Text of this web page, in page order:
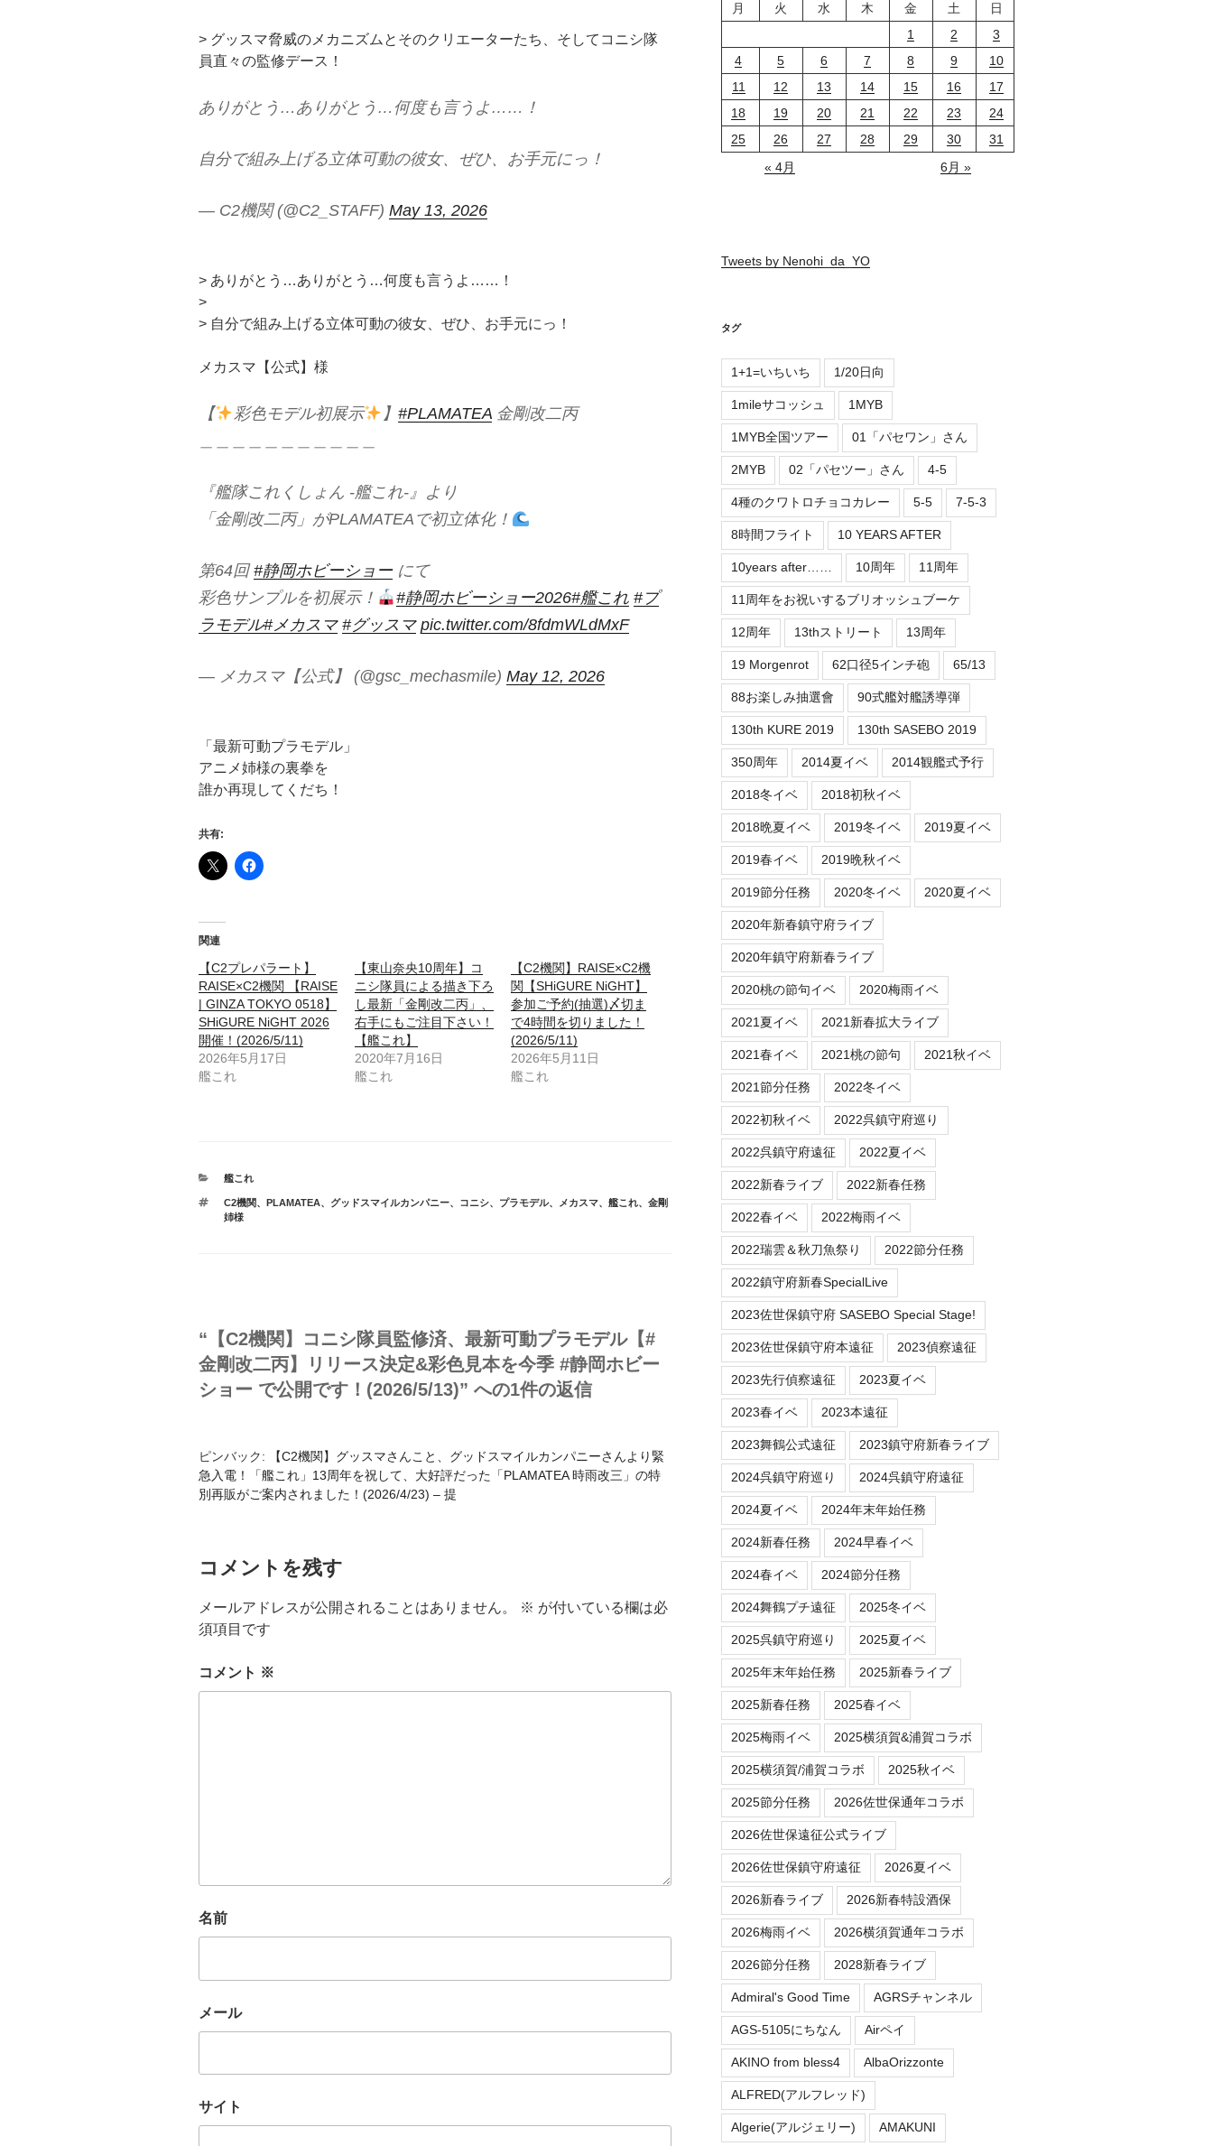
> グッスマ脅威のメカニズムとそのクリエーターたち、そしてコニシ隊
員直々の監修デース！
ありがとう…ありがとう…何度も言うよ……！
自分で組み上げる立体可動の彼女、ぜひ、お手元にっ！
— C2機関 (@C2_STAFF) May 13, 2026
> ありがとう…ありがとう…何度も言うよ……！
>
> 自分で組み上げる立体可動の彼女、ぜひ、お手元にっ！
メカスマ【公式】様
【 彩色モデル初展示 】 #PLAMATEA 金剛改二丙
『艦隊これくしょん ‐艦これ‐』より
「金剛改二丙」がPLAMATEAで初立体化！
第64回 #静岡ホビーショーにて
彩色サンプルを初展示！
#静岡ホビーショー2026#艦これ #プ
ラモデル#メカスマ #グッスマ pic.twitter.com/8fdmWLdMxF
— メカスマ【公式】 (@gsc_mechasmile) May 12, 2026
「最新可動プラモデル」
アニメ姉様の裏拳を
誰か再現してくだち！
共有:
関連
【C2プレパラート】
RAISE×C2機関 【RAISE
| GINZA TOKYO 0518】
SHiGURE NiGHT 2026
開催！(2026/5/11)
2026年5月17日
艦これ
【東山奈央10周年】コ
ニシ隊員による描き下ろ
し最新「金剛改二丙」、
右手にもご注目下さい！
【艦これ】
2020年7月16日
艦これ
【C2機関】RAISE×C2機
関【SHiGURE NiGHT】
参加ご予約(抽選)〆切ま
で4時間を切りました！
(2026/5/11)
2026年5月11日
艦これ
カ
ゴ
リ
艦これ
タ
グ
C2機関、 PLAMATEA、 グッドスマイルカンパニー、 コニシ、 プラモデル、 メカスマ、 艦これ、 金剛
姉様
“【C2機関】コニシ隊員監修済、最新可動プラモデル【#
金剛改二丙】リリース決定&彩色見本を今季 #静岡ホビー
ショー で公開です！(2026/5/13)” への1件の返信
ピンバック:
【C2機関】グッスマさんこと、グッドスマイルカンパニーさんより緊
急入電！「艦これ」13周年を祝して、大好評だった「PLAMATEA 時雨改三」の特
別再販がご案内されました！(2026/4/23) – 提
コメントを残す
メールアドレスが公開されることはありません。 ※ が付いている欄は必
須項目です
コメント ※
名前
メール
サイト
月
火 水 木 金 土
日
1
2
3
4
5 6 7 8 9
10
11
12 13 14 15 16
17
18
19 20 21 22 23
24
25
26 27 28 29 30
31
« 4月
6月 »
Tweets by Nenohi_da_YO
タグ
1+1=いちいち 1/20日向
1mileサコッシュ 1MYB
1MYB全国ツアー 01「パセワン」さん
2MYB 02「パセツー」さん 4-5
4種のクワトロチョコカレー 5-5 7-5-3
8時間フライト 10 YEARS AFTER
10years after…… 10周年 11周年
11周年をお祝いするブリオッシュブーケ
12周年 13thストリート 13周年
19 Morgenrot 62口径5インチ砲 65/13
88お楽しみ抽選會 90式艦対艦誘導弾
130th KURE 2019 130th SASEBO 2019
350周年 2014夏イベ 2014観艦式予行
2018冬イベ 2018初秋イベ
2018晩夏イベ 2019冬イベ 2019夏イベ
2019春イベ 2019晩秋イベ
2019節分任務 2020冬イベ 2020夏イベ
2020年新春鎮守府ライブ
2020年鎮守府新春ライブ
2020桃の節句イベ 2020梅雨イベ
2021夏イベ 2021新春拡大ライブ
2021春イベ 2021桃の節句 2021秋イベ
2021節分任務 2022冬イベ
2022初秋イベ 2022呉鎮守府巡り
2022呉鎮守府遠征 2022夏イベ
2022新春ライブ 2022新春任務
2022春イベ 2022梅雨イベ
2022瑞雲＆秋刀魚祭り 2022節分任務
2022鎮守府新春SpecialLive
2023佐世保鎮守府 SASEBO Special Stage!
2023佐世保鎮守府本遠征 2023偵察遠征
2023先行偵察遠征 2023夏イベ
2023春イベ 2023本遠征
2023舞鶴公式遠征 2023鎮守府新春ライブ
2024呉鎮守府巡り 2024呉鎮守府遠征
2024夏イベ 2024年末年始任務
2024新春任務 2024早春イベ
2024春イベ 2024節分任務
2024舞鶴プチ遠征 2025冬イベ
2025呉鎮守府巡り 2025夏イベ
2025年末年始任務 2025新春ライブ
2025新春任務 2025春イベ
2025梅雨イベ 2025横須賀&浦賀コラボ
2025横須賀/浦賀コラボ 2025秋イベ
2025節分任務 2026佐世保通年コラボ
2026佐世保遠征公式ライブ
2026佐世保鎮守府遠征 2026夏イベ
2026新春ライブ 2026新春特設酒保
2026梅雨イベ 2026横須賀通年コラボ
2026節分任務 2028新春ライブ
Admiral's Good Time AGRSチャンネル
AGS-5105にちなん Airペイ
AKINO from bless4 AlbaOrizzonte
ALFRED(アルフレッド)
Algerie(アルジェリー) AMAKUNI